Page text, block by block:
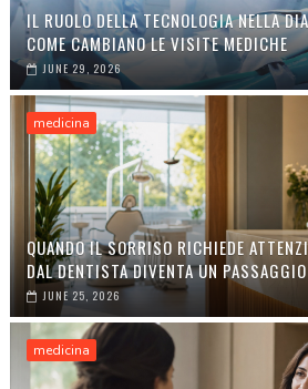
IL RUOLO DELLA TECNOLOGIA NELLA
COME CAMBIANO LE VISITE MEDICHE
JUNE 29, 2026
medicina
QUANDO IL SORRISO RICHIEDE
DAL DENTISTA DIVENTA UN
JUNE 25, 2026
medicina